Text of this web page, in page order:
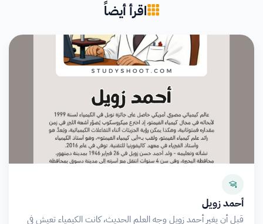
اقرأ أيضاً
أحمد زويل
قبل أن يغير أحمد زويل وجه العلم الحديث، كانت الكيمياء تعيش في